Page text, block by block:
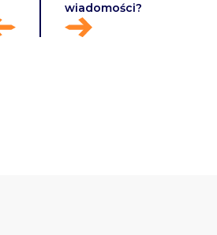
wiadomości?